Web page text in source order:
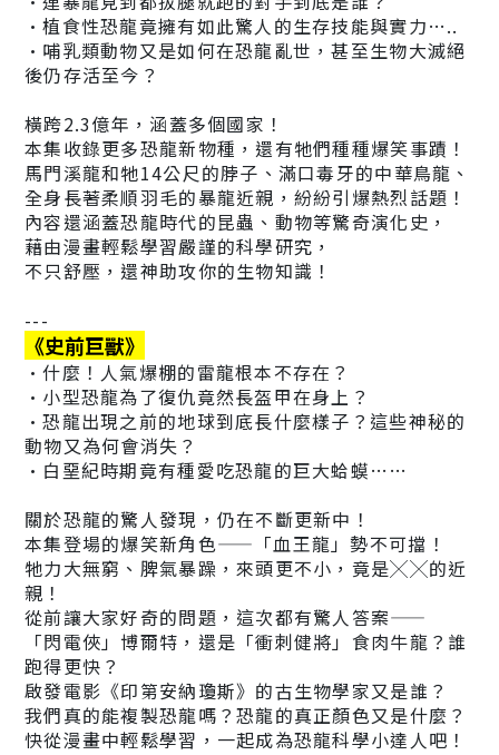
•植食性恐龍竟擁有如此驚人的生存技能與實力…..
•哺乳類動物又是如何在恐龍亂世，甚至生物大滅絕
後仍存活至今？
橫跨2.3億年，涵蓋多個國家！
本集收錄更多恐龍新物種，還有牠們種種爆笑事蹟！
馬門溪龍和牠14公尺的脖子、滿口毒牙的中華鳥龍、
全身長著柔順羽毛的暴龍近親，紛紛引爆熱烈話題！
內容還涵蓋恐龍時代的昆蟲、動物等驚奇演化史，
藉由漫畫輕鬆學習嚴謹的科學研究，
不只舒壓，還神助攻你的生物知識！
---
《史前巨獸》
•什麼！人氣爆棚的雷龍根本不存在？
•小型恐龍為了復仇竟然長盔甲在身上？
•恐龍出現之前的地球到底長什麼樣子？這些神秘的
動物又為何會消失？
•白堊紀時期竟有種愛吃恐龍的巨大蛤蟆……
關於恐龍的驚人發現，仍在不斷更新中！
本集登場的爆笑新角色——「血王龍」勢不可擋！
牠力大無窮、脾氣暴躁，來頭更不小，竟是╳╳的近
親！
從前讓大家好奇的問題，這次都有驚人答案——
「閃電俠」博爾特，還是「衝刺健將」食肉牛龍？誰
跑得更快？
啟發電影《印第安納瓊斯》的古生物學家又是誰？
我們真的能複製恐龍嗎？恐龍的真正顏色又是什麼？
快從漫畫中輕鬆學習，一起成為恐龍科學小達人吧！